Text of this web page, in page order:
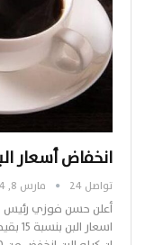
انخفاض أسعار البن بنسبة 15%
تواصل 24 مارس 8, 2024
أعلن حسن فوزي رئيس